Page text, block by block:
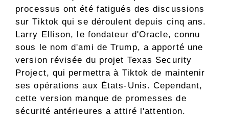
processus ont été fatigués des discussions
sur Tiktok qui se déroulent depuis cinq ans.
Larry Ellison, le fondateur d'Oracle, connu
sous le nom d'ami de Trump, a apporté une
version révisée du projet Texas Security
Project, qui permettra à Tiktok de maintenir
ses opérations aux États-Unis. Cependant,
cette version manque de promesses de
sécurité antérieures a attiré l'attention.